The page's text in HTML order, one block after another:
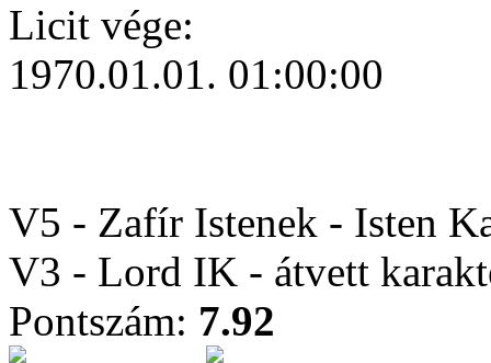
Licit vége:
1970.01.01. 01:00:00
V5 - Zafír Istenek - Isten
V3 - Lord IK - átvett
Pontszám: 7.92